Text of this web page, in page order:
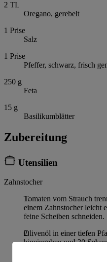
2 TL
Oregano, gerebelt
1 Prise
Salz
1 Prise
Pfeffer, schwarz, frisch
250 g
Feta
15 g
Basilikumblätter
Zubereitung
Utensilien
Zahnstocher
Tomaten vom Strauch
einem Zahnstocher leicht
feine Scheiben schneiden.
Olivenöl in einer tiefen
hineingeben und 30